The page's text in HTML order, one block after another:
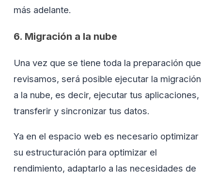
más adelante.
6. Migración a la nube
Una vez que se tiene toda la preparación que
revisamos, será posible ejecutar la migración
a la nube, es decir, ejecutar tus aplicaciones,
transferir y sincronizar tus datos.
Ya en el espacio web es necesario optimizar
su estructuración para optimizar el
rendimiento, adaptarlo a las necesidades de